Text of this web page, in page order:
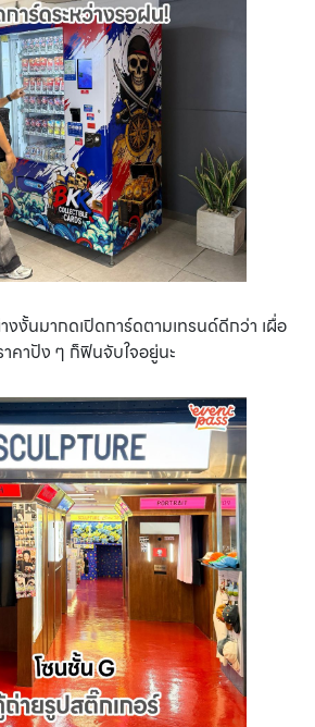
างงั้นมากดเปิดการ์ดตามเทรนด์ดีกว่า เผื่อ
าคาปัง ๆ ก็ฟินจับใจอยู่นะ